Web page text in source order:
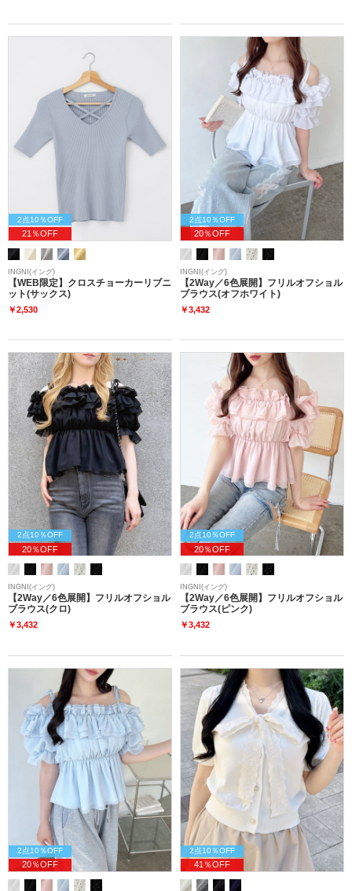
2点10％OFF
21％OFF
INGNI(イング)
【WEB限定】クロスチョーカーリブニ
ット(サックス)
￥2,530
2点10％OFF
20％OFF
INGNI(イング)
【2Way／6色展開】フリルオフショル
ブラウス(オフホワイト)
￥3,432
2点10％OFF
20％OFF
INGNI(イング)
【2Way／6色展開】フリルオフショル
ブラウス(クロ)
￥3,432
2点10％OFF
20％OFF
INGNI(イング)
【2Way／6色展開】フリルオフショル
ブラウス(ピンク)
￥3,432
2点10％OFF
20％OFF
2点10％OFF
41％OFF